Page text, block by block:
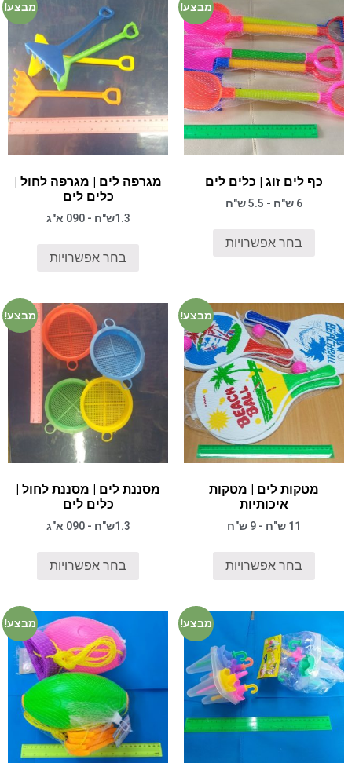
מבצע!
כף לים זוג | כלים לים
6 ש"ח - 5.5 ש"ח
בחר אפשרויות
מבצע!
מגרפה לים | מגרפה לחול |
כלים לים
1.3ש"ח - 090 א"ג
בחר אפשרויות
מבצע!
מטקות לים | מטקות
איכותיות
11 ש"ח - 9 ש"ח
בחר אפשרויות
מבצע!
מסננת לים | מסננת לחול |
כלים לים
1.3ש"ח - 090 א"ג
בחר אפשרויות
מבצע! מבצע!